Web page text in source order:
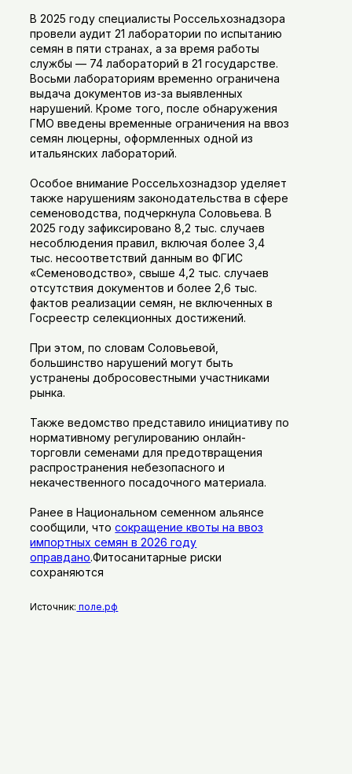
В 2025 году специалисты Россельхознадзора
провели аудит 21 лаборатории по испытанию
семян в пяти странах, а за время работы
службы — 74 лабораторий в 21 государстве.
Восьми лабораториям временно ограничена
выдача документов из-за выявленных
нарушений. Кроме того, после обнаружения
ГМО введены временные ограничения на ввоз
семян люцерны, оформленных одной из
итальянских лабораторий.
Особое внимание Россельхознадзор уделяет
также нарушениям законодательства в сфере
семеноводства, подчеркнула Соловьева. В
2025 году зафиксировано 8,2 тыс. случаев
несоблюдения правил, включая более 3,4
тыс. несоответствий данным во ФГИС
«Семеноводство», свыше 4,2 тыс. случаев
отсутствия документов и более 2,6 тыс.
фактов реализации семян, не включенных в
Госреестр селекционных достижений.
При этом, по словам Соловьевой,
большинство нарушений могут быть
устранены добросовестными участниками
рынка.
Также ведомство представило инициативу по
нормативному регулированию онлайн-
торговли семенами для предотвращения
распространения небезопасного и
некачественного посадочного материала.
Ранее в Национальном семенном альянсе
сообщили, чтосокращение квоты на ввоз
импортных семян в 2026 году
оправдано.Фитосанитарные риски
сохраняются
Источник: поле.рф